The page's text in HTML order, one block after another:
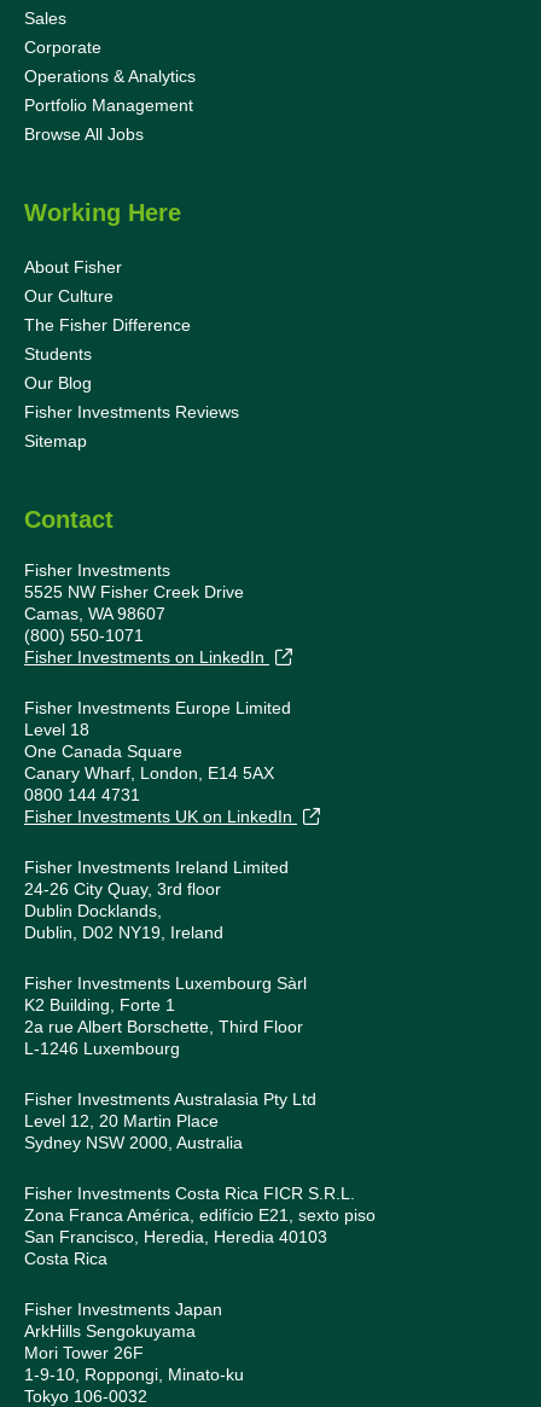
Sales
Corporate
Operations & Analytics
Portfolio Management
Browse All Jobs
Working Here
About Fisher
Our Culture
The Fisher Difference
Students
Our Blog
Fisher Investments Reviews
Sitemap
Contact
Fisher Investments
5525 NW Fisher Creek Drive
Camas, WA 98607
(800) 550-1071
Fisher Investments on LinkedIn
Fisher Investments Europe Limited
Level 18
One Canada Square
Canary Wharf, London, E14 5AX
0800 144 4731
Fisher Investments UK on LinkedIn
Fisher Investments Ireland Limited
24-26 City Quay, 3rd floor
Dublin Docklands,
Dublin, D02 NY19, Ireland
Fisher Investments Luxembourg Sàrl
K2 Building, Forte 1
2a rue Albert Borschette, Third Floor
L-1246 Luxembourg
Fisher Investments Australasia Pty Ltd
Level 12, 20 Martin Place
Sydney NSW 2000, Australia
Fisher Investments Costa Rica FICR S.R.L.
Zona Franca América, edifício E21, sexto piso
San Francisco, Heredia, Heredia 40103
Costa Rica
Fisher Investments Japan
ArkHills Sengokuyama
Mori Tower 26F
1-9-10, Roppongi, Minato-ku
Tokyo 106-0032